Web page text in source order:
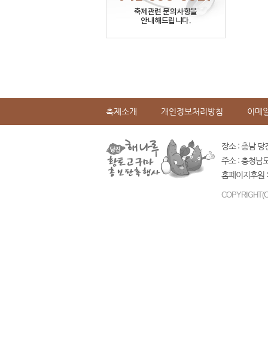
축제관련 문의사항을
안내해드립니다.
축제소개 개인정보처리방침 이메
장소 : 충남 당
주소 : 충청남
홈페이지후원